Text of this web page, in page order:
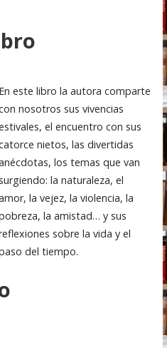
En este libro la autora comparte
nosotros sus vivencias
el encuentro con sus
nietos, las divertidas
los temas que van
la naturaleza, el
la vejez, la violencia, la
la amistad… y sus
sobre la vida y el
del tiempo.